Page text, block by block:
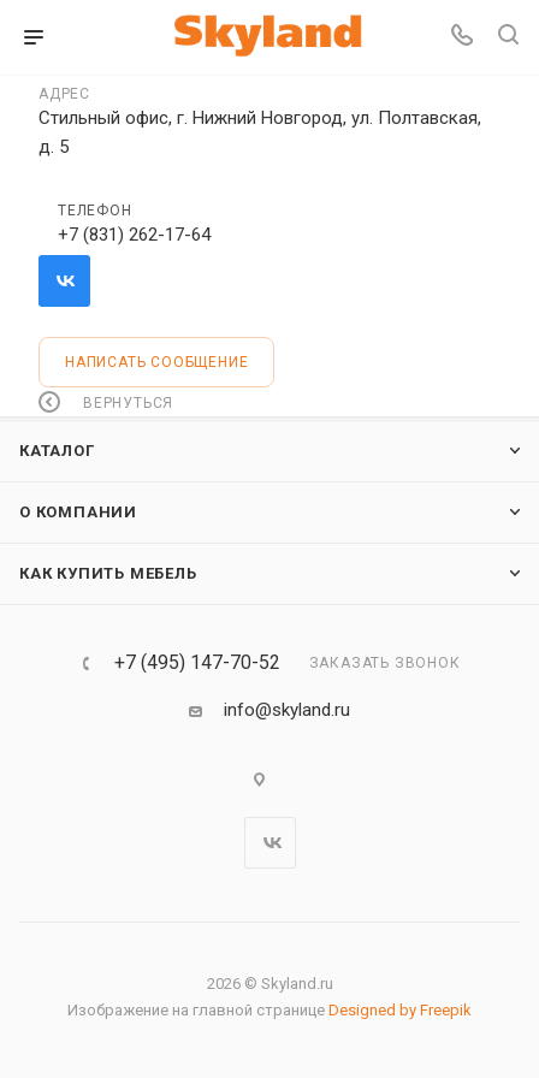
АДРЕС
Стильный офис, г. Нижний Новгород, ул. Полтавская,
д. 5
ТЕЛЕФОН
+7 (831) 262-17-64
НАПИСАТЬ СООБЩЕНИЕ
ВЕРНУТЬСЯ
КАТАЛОГ
О КОМПАНИИ
КАК КУПИТЬ МЕБЕЛЬ
+7 (495) 147-70-52 ЗАКАЗАТЬ ЗВОНОК
info@skyland.ru
2026 © Skyland.ru
Изображение на главной странице Designed by Freepik